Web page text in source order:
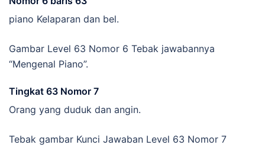
piano Kelaparan dan bel.
Gambar Level 63 Nomor 6 Tebak jawabannya
“Mengenal Piano”.
Tingkat 63 Nomor 7
Orang yang duduk dan angin.
Tebak gambar Kunci Jawaban Level 63 Nomor 7